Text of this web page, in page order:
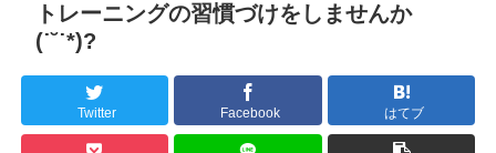
トレーニングの習慣づけをしませんか
(˙˘˙*)?
Twitter Facebook はてブ